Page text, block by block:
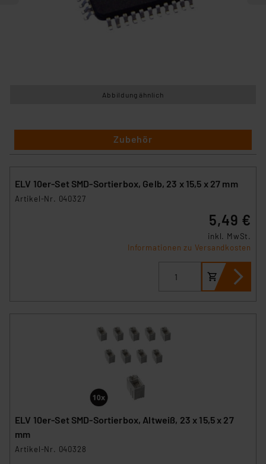
Abbildung ähnlich
Zubehör
ELV 10er-Set SMD-Sortierbox, Gelb, 23 x 15,5 x 27 mm
Artikel-Nr. 040327
5,49 €
inkl. MwSt.
Informationen zu Versandkosten
ELV 10er-Set SMD-Sortierbox, Altweiß, 23 x 15,5 x 27
mm
Artikel-Nr. 040328